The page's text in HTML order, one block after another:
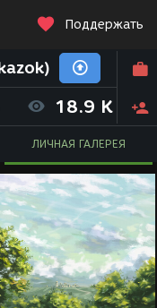
Поддержать
18.9 K
ЛИЧНАЯ ГАЛЕРЕЯ